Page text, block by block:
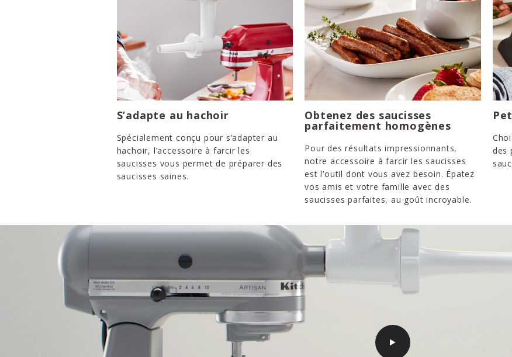
S’adapte au hachoir
Spécialement conçu pour s’adapter au
hachoir, l’accessoire à farcir les
saucisses vous permet de préparer des
saucisses saines.
Obtenez des saucisses
parfaitement homogènes
Pour des résultats impressionnants,
notre accessoire à farcir les saucisses
est l’outil dont vous avez besoin. Épatez
vos amis et votre famille avec des
saucisses parfaites, au goût incroyable.
des